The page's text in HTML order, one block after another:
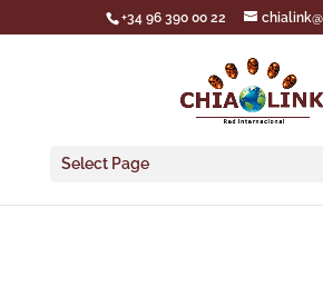
+34 96 390 00 22
Select Page